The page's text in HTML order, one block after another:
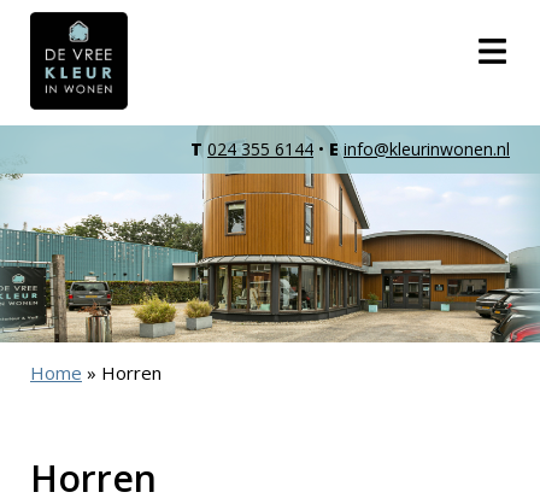
T 024 355 6144 •E info@kleurinwonen.nl
Home » Horren
Horren